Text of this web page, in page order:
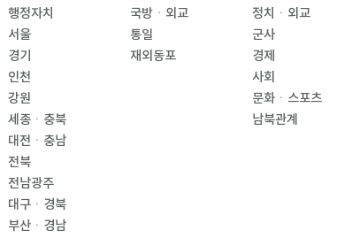
행정자치
서울
경기
인천
강원
세종ㆍ충북
대전ㆍ충남
전북
전남광주
대구ㆍ경북
부산ㆍ경남
국방ㆍ외교
통일
재외동포
정치ㆍ외교
군사
경제
사회
문화ㆍ스포츠
남북관계